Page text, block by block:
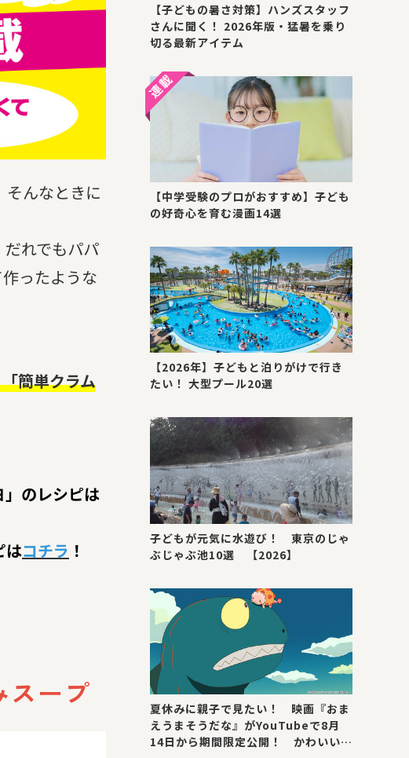
そんなときに
れでもパパ
ったような
簡単クラム
のレシピは
はコチラ ！
スープ
【子どもの暑さ対策】ハンズスタッフ
さんに聞く！ 2026年版・猛暑を乗り
切る最新アイテム
【中学受験のプロがおすすめ】子ども
の好奇心を育む漫画14選
【2026年】子どもと泊りがけで行き
たい！ 大型プール20選
子どもが元気に水遊び！ 東京のじゃ
ぶじゃぶ池10選 【2026】
夏休みに親子で見たい！ 映画『おま
えうまそうだな』がYouTubeで8月
14日から期間限定公開！ かわいい＆